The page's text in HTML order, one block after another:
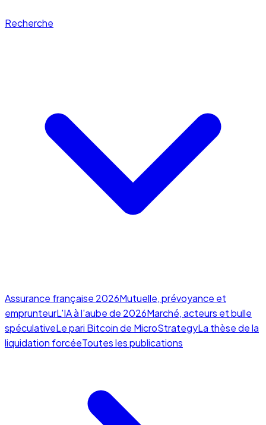
Recherche
Assurance française 2026Mutuelle, prévoyance et
emprunteurL'IA à l'aube de 2026Marché, acteurs et bulle
spéculativeLe pari Bitcoin de MicroStrategyLa thèse de la
liquidation forcéeToutes les publications